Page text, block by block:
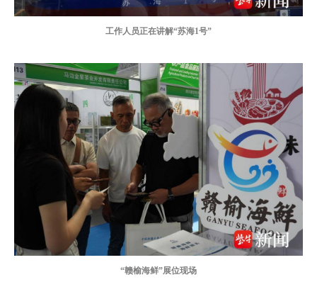
工作人员正在讲解“苏海1号”
“赣榆海鲜”展位现场